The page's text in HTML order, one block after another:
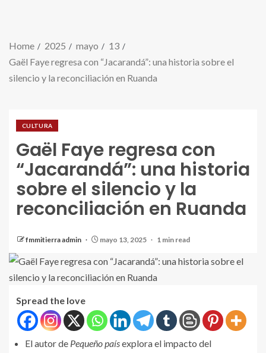
Home 2025 mayo
13
Gaël Faye regresa con “Jacarandá”: una historia sobre el
silencio y la reconciliación en Ruanda
CULTURA
Gaël Faye regresa con
“Jacarandá”: una historia
sobre el silencio y la
reconciliación en Ruanda
fmmitierra admin mayo 13, 2025 1 min read
Spread the love
El autor de Pequeño paísexplora el impacto del